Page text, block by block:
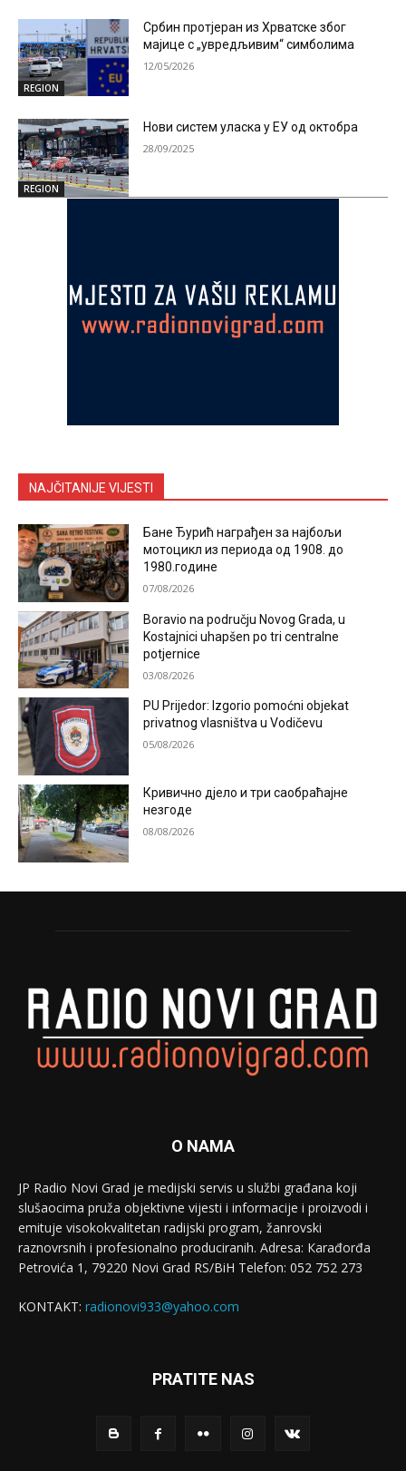
REGION
Србин протјеран из Хрватске због
мајице с „увредљивим“ симболима
12/05/2026
REGION
Нови систем уласка у ЕУ од октобра
28/09/2025
NAJČITANIJE VIJESTI
Бане Ђурић награђен за најбољи
мотоцикл из периода од 1908. до
1980.године
07/08/2026
Boravio na području Novog Grada, u
Kostajnici uhapšen po tri centralne
potjernice
03/08/2026
PU Prijedor: Izgorio pomoćni objekat
privatnog vlasništva u Vodičevu
05/08/2026
Кривично дјело и три саобраћајне
незгоде
08/08/2026
O NAMA
JP Radio Novi Grad je medijski servis u službi građana koji
slušaocima pruža objektivne vijesti i informacije i proizvodi i
emituje visokokvalitetan radijski program, žanrovski
raznovrsnih i profesionalno produciranih. Adresa: Кarađorđa
Petrovića 1, 79220 Novi Grad RS/BiH Telefon: 052 752 273
KONTAKT: radionovi933@yahoo.com
PRATITE NAS